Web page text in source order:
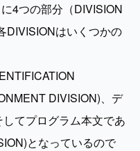
4つの部分（DIVISION
DIVISIONはいくつかの
DIVISION)、デ
てプログラム本文であ
となっているので